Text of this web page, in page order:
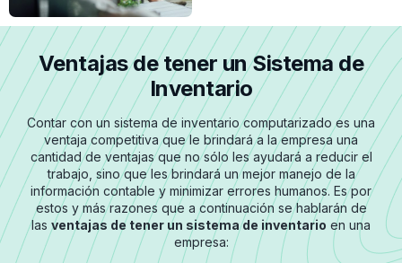
Ventajas de tener un Sistema de
Inventario
Contar con un sistema de inventario computarizado es una
ventaja competitiva que le brindará a la empresa una
cantidad de ventajas que no sólo les ayudará a reducir el
trabajo, sino que les brindará un mejor manejo de la
información contable y minimizar errores humanos. Es por
estos y más razones que a continuación se hablarán de
las ventajas de tener un sistema de inventario en una
empresa: